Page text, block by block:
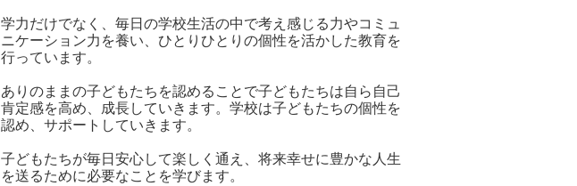
学力だけでなく、毎日の学校生活の中で考え感じる力やコミュ
ニケーション力を養い、ひとりひとりの個性を活かした教育を
行っています。
ありのままの子どもたちを認めることで子どもたちは自ら自己
肯定感を高め、成長していきます。学校は子どもたちの個性を
認め、サポートしていきます。
子どもたちが毎日安心して楽しく通え、将来幸せに豊かな人生
を送るために必要なことを学びます。